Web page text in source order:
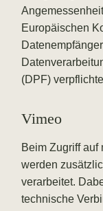
Europäischen
(DPF)
Vimeo
Beim Zugriff auf
werden
verarbeitet.
technische